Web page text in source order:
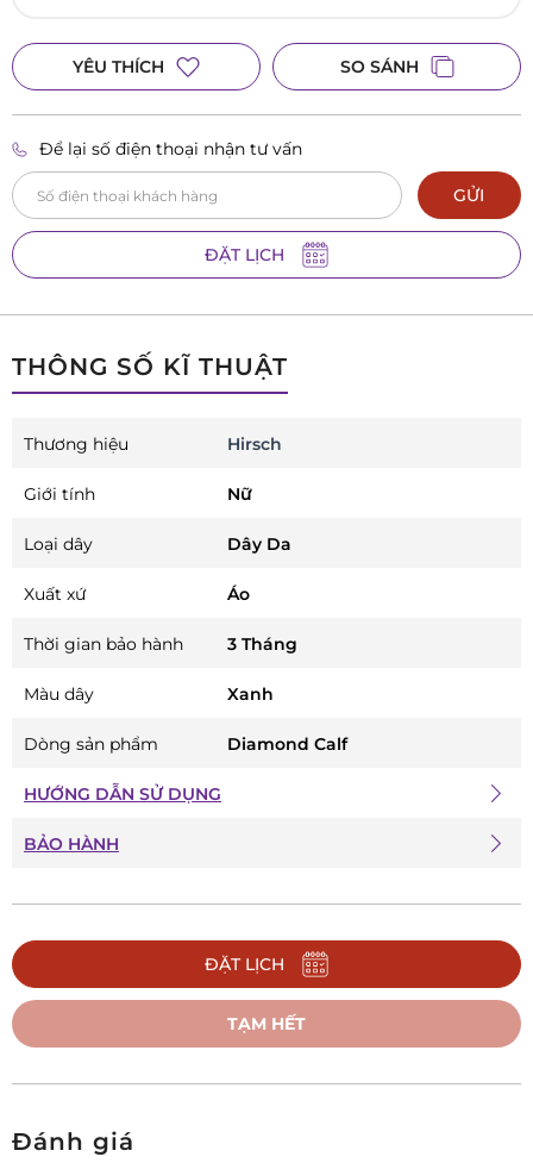
YÊU THÍCH SO SÁNH
Để lại số điện thoại nhận tư vấn
GỬI
ĐẶT LỊCH
ĐẶT LỊCH
TẠM HẾT
THÔNG SỐ KĨ THUẬT
Thương hiệu Hirsch
Giới tính Nữ
Loại dây Dây Da
Xuất xứ Áo
Thời gian bảo hành 3 Tháng
Màu dây Xanh
Dòng sản phẩm Diamond Calf
HƯỚNG DẪN SỬ DỤNG
BẢO HÀNH
Đánh giá